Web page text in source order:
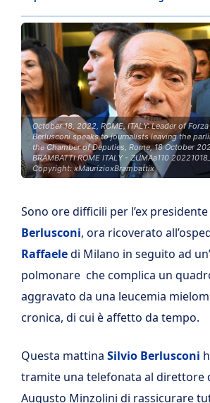
October 18, 2022, ROME, ITALY: Leader of
Berlusconi speaks to journalists leaving the
the Chamber of Deputies, Rome, 18 October
BRAMBATTI ROME ITALY - ZUMAa110
Copyright: xMaurizioxBrambattix
Sono ore difficili per l’ex
Berlusconi, ora ricoverato
Raffaeledi Milano in seguito ad
polmonare che complica un
aggravato da una leucemia
cronica, di cui è affetto da tempo.
Questa mattina Silvio Berlusconi
tramite una telefonata al direttore
Augusto Minzolini di rassicurare